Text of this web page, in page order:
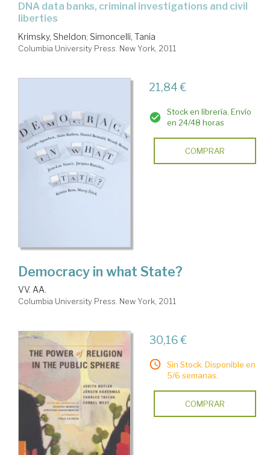
DNA data banks, criminal investigations and civil
liberties
Krimsky, Sheldon; Simoncelli, Tania
Columbia University Press. New York, 2011
21,84 €
Stock en librería. Envío
en 24/48 horas
COMPRAR
Democracy in what State?
VV. AA.
Columbia University Press. New York, 2011
30,16 €
Sin Stock. Disponible en
5/6 semanas.
COMPRAR